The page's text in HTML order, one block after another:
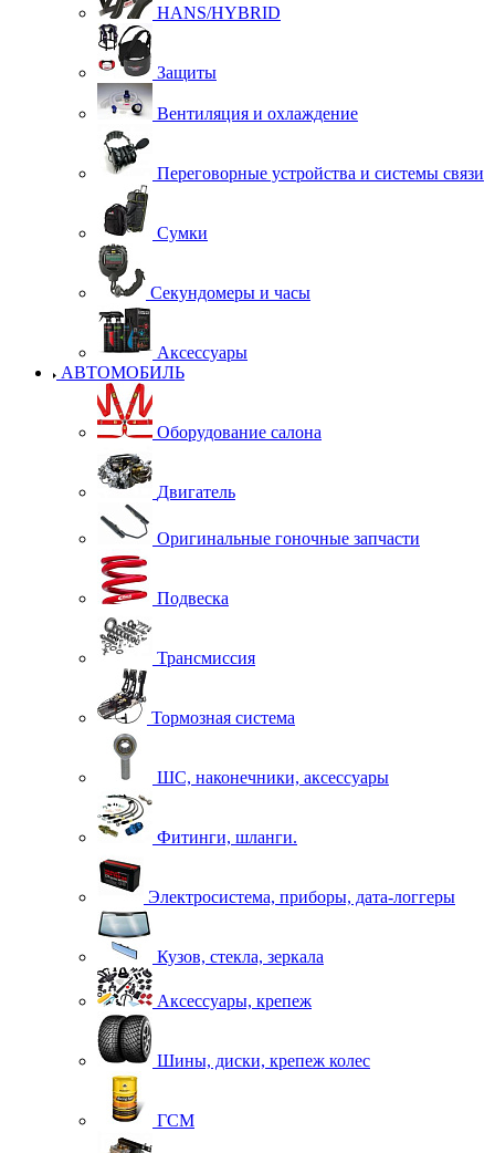
HANS/HYBRID
Защиты
Вентиляция и охлаждение
Переговорные устройства и системы связи
Сумки
Секундомеры и часы
Аксессуары
АВТОМОБИЛЬ
Оборудование салона
Двигатель
Оригинальные гоночные запчасти
Подвеска
Трансмиссия
Тормозная система
ШС, наконечники, аксессуары
Фитинги, шланги.
Электросистема, приборы, дата-логгеры
Кузов, стекла, зеркала
Аксессуары, крепеж
Шины, диски, крепеж колес
ГСМ